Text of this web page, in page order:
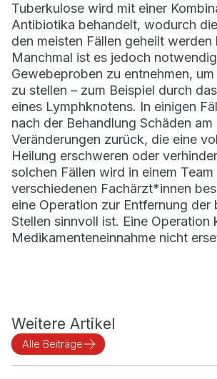
Tuberkulose wird mit einer
Antibiotika behandelt, wodurch
den meisten Fällen geheilt werden
Manchmal ist es jedoch
Gewebeproben zu entnehmen,
zu stellen – zum Beispiel durch
eines Lymphknotens. In einigen
nach der Behandlung Schäden
Veränderungen zurück, die eine
Heilung erschweren oder
solchen Fällen wird in einem Team
verschiedenen Fachärzt*innen
eine Operation zur Entfernung der
Stellen sinnvoll ist. Eine Operation
Medikamenteneinnahme nicht
Weitere Artikel
Alle Beiträge